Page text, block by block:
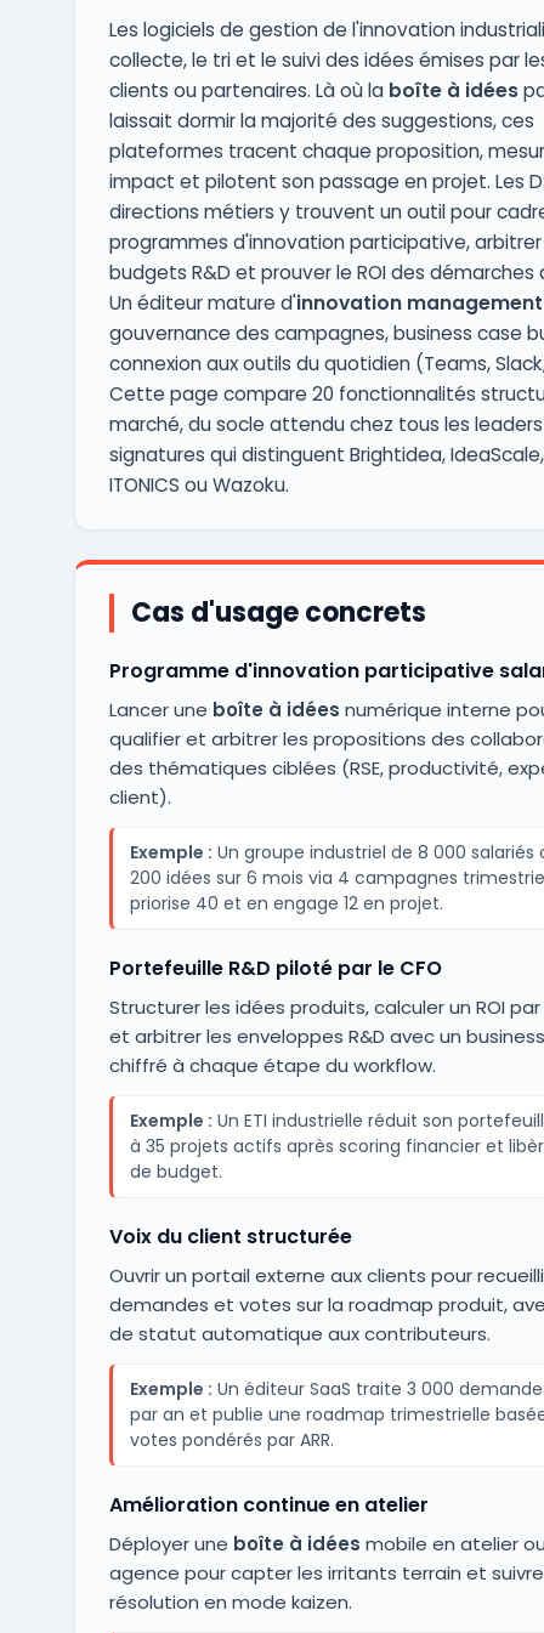
Les logiciels de gestion de l'innovation
collecte, le tri et le suivi des idées émises par
clients ou partenaires. Là où la boîte à idées
laissait dormir la majorité des suggestions, ces
plateformes tracent chaque proposition,
impact et pilotent son passage en projet. Les
directions métiers y trouvent un outil pour
programmes d'innovation participative, arbitrer
budgets R&D et prouver le ROI des démarches
Un éditeur mature d'innovation management
gouvernance des campagnes, business case
connexion aux outils du quotidien (Teams,
Cette page compare 20 fonctionnalités
marché, du socle attendu chez tous les
signatures qui distinguent Brightidea, IdeaScale,
ITONICS ou Wazoku.
Cas d'usage concrets
Programme d'innovation participative
Lancer une boîte à idées numérique interne
qualifier et arbitrer les propositions des
des thématiques ciblées (RSE, productivité,
client).
Exemple : Un groupe industriel de 8 000 salariés
200 idées sur 6 mois via 4 campagnes
priorise 40 et en engage 12 en projet.
Portefeuille R&D piloté par le CFO
Structurer les idées produits, calculer un ROI
et arbitrer les enveloppes R&D avec un
chiffré à chaque étape du workflow.
Exemple : Un ETI industrielle réduit son
à 35 projets actifs après scoring financier et
de budget.
Voix du client structurée
Ouvrir un portail externe aux clients pour
demandes et votes sur la roadmap produit,
de statut automatique aux contributeurs.
Exemple : Un éditeur SaaS traite 3 000
par an et publie une roadmap trimestrielle
votes pondérés par ARR.
Amélioration continue en atelier
Déployer une boîte à idées mobile en atelier
agence pour capter les irritants terrain et
résolution en mode kaizen.